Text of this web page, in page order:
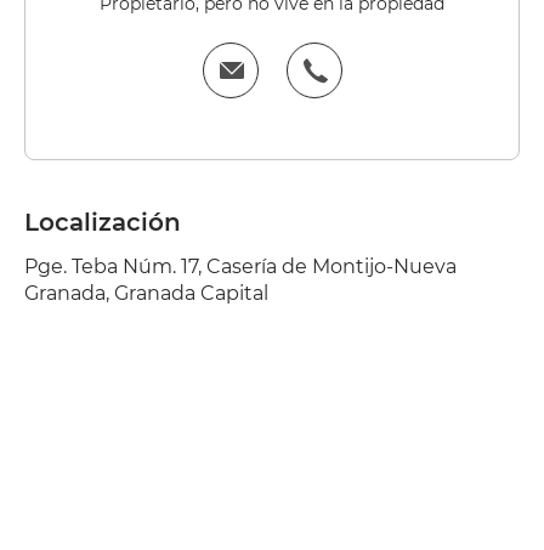
Localización
Pge. Teba Núm. 17, Casería de Montijo-Nueva
Granada, Granada Capital